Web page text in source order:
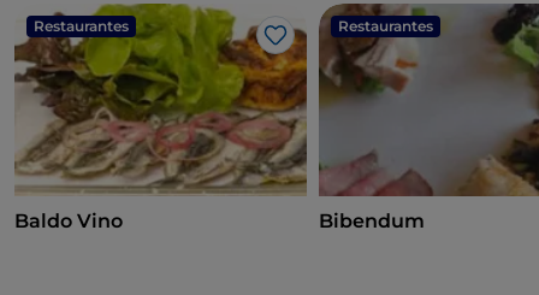
Restaurantes
Me gusta
Baldo Vino
Restaurantes
Bibendum